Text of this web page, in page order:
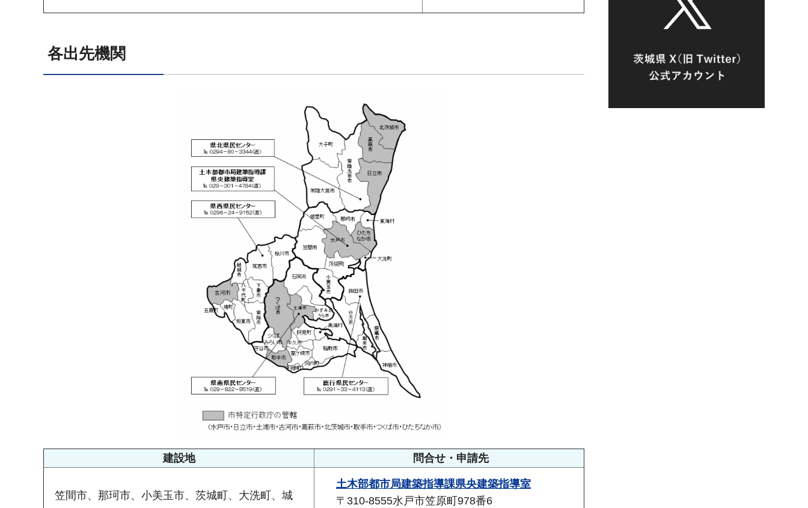
各出先機関
建設地 問合せ・申請先
笠間市、那珂市、小美玉市、茨城町、大洗町、城
土木部都市局建築指導課県央建築指導室
〒310-8555水戸市笠原町978番6